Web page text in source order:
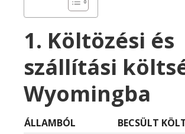
1. Költözési és
szállítási
Wyomingba
ÁLLAMBÓL
BECSÜLT